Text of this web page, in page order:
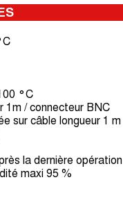
°C
1m / connecteur BNC
sur câble longueur 1 m
la dernière opération
maxi 95 %